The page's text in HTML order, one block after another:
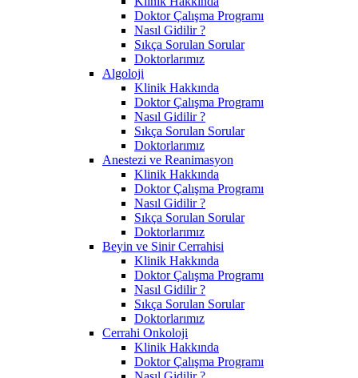
Doktor Çalışma Programı
Nasıl Gidilir ?
Sıkça Sorulan Sorular
Doktorlarımız
Algoloji
Klinik Hakkında
Doktor Çalışma Programı
Nasıl Gidilir ?
Sıkça Sorulan Sorular
Doktorlarımız
Anestezi ve Reanimasyon
Klinik Hakkında
Doktor Çalışma Programı
Nasıl Gidilir ?
Sıkça Sorulan Sorular
Doktorlarımız
Beyin ve Sinir Cerrahisi
Klinik Hakkında
Doktor Çalışma Programı
Nasıl Gidilir ?
Sıkça Sorulan Sorular
Doktorlarımız
Cerrahi Onkoloji
Klinik Hakkında
Doktor Çalışma Programı